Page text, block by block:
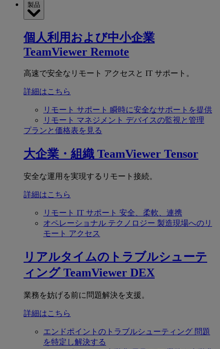
製品
個人利用および中小企業
TeamViewer Remote
高速で安全なリモート アクセスと IT サポート。
詳細はこちら
リモート サポート 瞬時に安全なサポートを提供
リモート マネジメント デバイスの監視と管理
プランと価格表を見る
大企業・組織 TeamViewer Tensor
安全な運用を実現するリモート接続。
詳細はこちら
リモート IT サポート 安全、柔軟、連携
オペレーショナル テクノロジー 製造現場へのリ
モート アクセス
リアルタイムのトラブルシューテ
ィング TeamViewer DEX
業務を妨げる前に問題解決を支援。
詳細はこちら
エンドポイントのトラブルシューティング 問題
を特定し解決する